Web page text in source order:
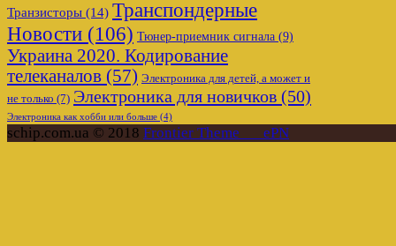
Транзисторы (14) Транспондерные
Новости (106) Тюнер-приемник сигнала (9)
Украина 2020. Кодирование
телеканалов (57) Электроника для детей, а может и
не только (7) Электроника для новичков (50)
Электроника как хобби или больше (4)
schip.com.ua © 2018 Frontier Theme___ePN